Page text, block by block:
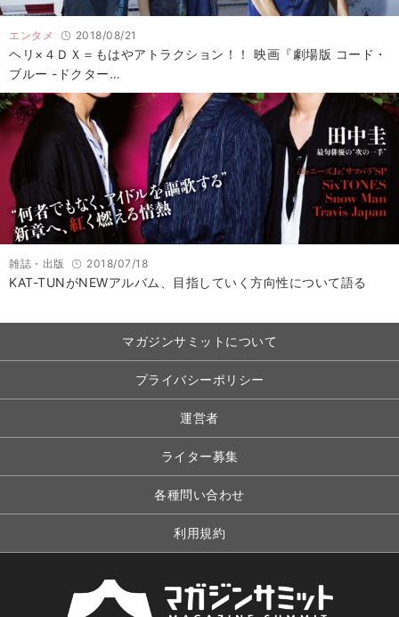
エンタメ 2018/08/21
ヘリ×４ＤＸ＝もはやアトラクション！！ 映画『劇場版 コード・
ブルー -ドクター…
雑誌・出版 2018/07/18
KAT-TUNがNEWアルバム、目指していく方向性について語る
マガジンサミットについて
プライバシーポリシー
運営者
ライター募集
各種問い合わせ
利用規約